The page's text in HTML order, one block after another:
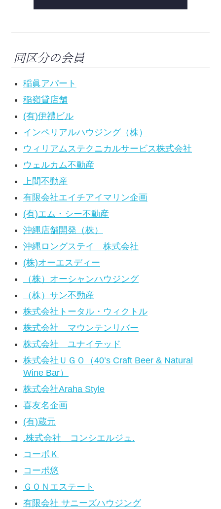
同区分の会員
稲眞アパート
稲嶺貸店舗
(有)伊禮ビル
インペリアルハウジング（株）
ウィリアムステクニカルサービス株式会社
ウェルカム不動産
上間不動産
有限会社エイチアイマリン企画
(有)エム・シー不動産
沖縄店舗開発（株）
沖縄ロングステイ 株式会社
(株)オーエスディー
（株）オーシャンハウジング
（株）サン不動産
株式会社トータル・ウィクトル
株式会社 マウンテンリバー
株式会社 ユナイテッド
株式会社ＵＧＯ（40’s Craft Beer & Natural
Wine Bar）
株式会社Araha Style
喜友名企画
(有)蔵元
.株式会社 コンシエルジュ.
コーポＫ
コーポ悠
ＧＯＮエステート
有限会社 サニーズハウジング